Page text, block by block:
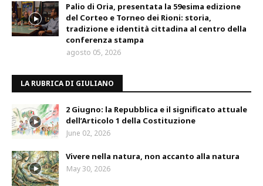
Palio di Oria, presentata la 59esima edizione
del Corteo e Torneo dei Rioni: storia,
tradizione e identità cittadina al centro della
conferenza stampa
agosto 05, 2026
LA RUBRICA DI GIULIANO
2 Giugno: la Repubblica e il significato attuale
dell’Articolo 1 della Costituzione
June 02, 2026
Vivere nella natura, non accanto alla natura
May 30, 2026